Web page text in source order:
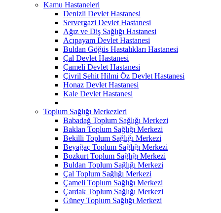
Kamu Hastaneleri
Denizli Devlet Hastanesi
Servergazi Devlet Hastanesi
Ağız ve Diş Sağlığı Hastanesi
Acıpayam Devlet Hastanesi
Buldan Göğüs Hastalıkları Hastanesi
Çal Devlet Hastanesi
Çameli Devlet Hastanesi
Çivril Şehit Hilmi Öz Devlet Hastanesi
Honaz Devlet Hastanesi
Kale Devlet Hastanesi
Toplum Sağlığı Merkezleri
Babadağ Toplum Sağlığı Merkezi
Baklan Toplum Sağlığı Merkezi
Bekilli Toplum Sağlığı Merkezi
Beyağaç Toplum Sağlığı Merkezi
Bozkurt Toplum Sağlığı Merkezi
Buldan Toplum Sağlığı Merkezi
Çal Toplum Sağlığı Merkezi
Çameli Toplum Sağlığı Merkezi
Çardak Toplum Sağlığı Merkezi
Güney Toplum Sağlığı Merkezi